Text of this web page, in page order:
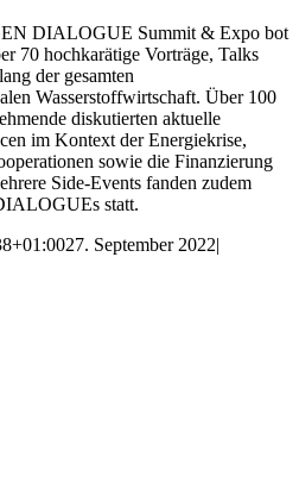
DIALOGUE Summit & Expo bot
70 hochkarätige Vorträge, Talks
der gesamten
Wasserstoffwirtschaft. Über 100
diskutierten aktuelle
im Kontext der Energiekrise,
sowie die Finanzierung
Side-Events fanden zudem
statt.
27. September 2022|